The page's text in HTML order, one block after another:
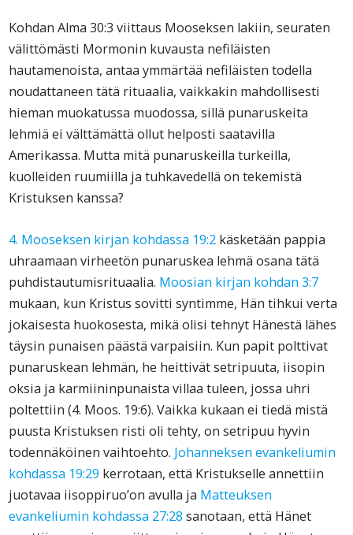
Kohdan Alma 30:3 viittaus Mooseksen lakiin, seuraten
välittömästi Mormonin kuvausta nefiläisten
hautamenoista, antaa ymmärtää nefiläisten todella
noudattaneen tätä rituaalia, vaikkakin mahdollisesti
hieman muokatussa muodossa, sillä punaruskeita
lehmiä ei välttämättä ollut helposti saatavilla
Amerikassa. Mutta mitä punaruskeilla turkeilla,
kuolleiden ruumiilla ja tuhkavedellä on tekemistä
Kristuksen kanssa?
4. Mooseksen kirjan kohdassa 19:2 käsketään pappia
uhraamaan virheetön punaruskea lehmä osana tätä
puhdistautumisrituaalia. Moosian kirjan kohdan 3:7
mukaan, kun Kristus sovitti syntimme, Hän tihkui verta
jokaisesta huokosesta, mikä olisi tehnyt Hänestä lähes
täysin punaisen päästä varpaisiin. Kun papit polttivat
punaruskean lehmän, he heittivät setripuuta, iisopin
oksia ja karmiininpunaista villaa tuleen, jossa uhri
poltettiin (4. Moos. 19:6). Vaikka kukaan ei tiedä mistä
puusta Kristuksen risti oli tehty, on setripuu hyvin
todennäköinen vaihtoehto. Johanneksen evankeliumin
kohdassa 19:29 kerrotaan, että Kristukselle annettiin
juotavaa iisoppiruo’on avulla ja Matteuksen
evankeliumin kohdassa 27:28 sanotaan, että Hänet